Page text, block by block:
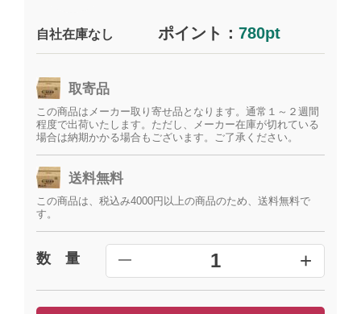
自社在庫なし ポイント： 780pt
取寄品
この商品はメーカー取り寄せ品となります。通常１～２週間
程度で出荷いたします。ただし、メーカー在庫が切れている
場合は納期かかる場合もございます。ご了承ください。
送料無料
この商品は、税込み4000円以上の商品のため、送料無料で
す。
数 量 ━ 1 +